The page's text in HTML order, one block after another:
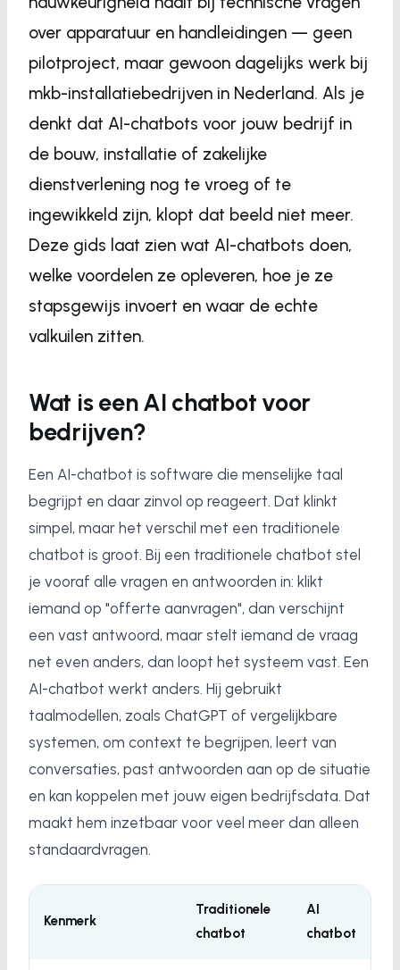
over apparatuur en handleidingen — geen
pilotproject, maar gewoon dagelijks werk bij
mkb-installatiebedrijven in Nederland. Als je
denkt dat AI-chatbots voor jouw bedrijf in
de bouw, installatie of zakelijke
dienstverlening nog te vroeg of te
ingewikkeld zijn, klopt dat beeld niet meer.
Deze gids laat zien wat AI-chatbots doen,
welke voordelen ze opleveren, hoe je ze
stapsgewijs invoert en waar de echte
valkuilen zitten.
Wat is een AI chatbot voor
bedrijven?
Een AI-chatbot is software die menselijke taal
begrijpt en daar zinvol op reageert. Dat klinkt
simpel, maar het verschil met een traditionele
chatbot is groot. Bij een traditionele chatbot stel
je vooraf alle vragen en antwoorden in: klikt
iemand op "offerte aanvragen", dan verschijnt
een vast antwoord, maar stelt iemand de vraag
net even anders, dan loopt het systeem vast. Een
AI-chatbot werkt anders. Hij gebruikt
taalmodellen, zoals ChatGPT of vergelijkbare
systemen, om context te begrijpen, leert van
conversaties, past antwoorden aan op de situatie
en kan koppelen met jouw eigen bedrijfsdata. Dat
maakt hem inzetbaar voor veel meer dan alleen
standaardvragen.
Kenmerk
Traditionele
chatbot
AI
chatbot